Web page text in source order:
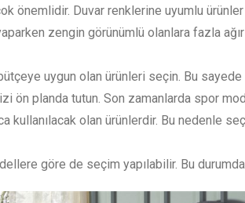
önemlidir. Duvar renklerine uyumlu
zengin görünümlü olanlara fazla
uygun olan ürünleri seçin. Bu sayede
ön planda tutun. Son zamanlarda spor
kullanılacak olan ürünlerdir. Bu nedenle
göre de seçim yapılabilir. Bu